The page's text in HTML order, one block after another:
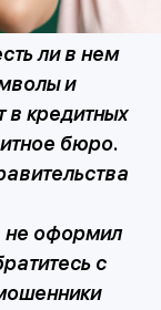
ли в нем
и
в кредитных
бюро.
не оформил
с